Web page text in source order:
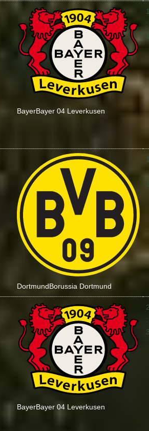
BayerBayer 04 Leverkusen
:
DortmundBorussia Dortmund
:
BayerBayer 04 Leverkusen
: